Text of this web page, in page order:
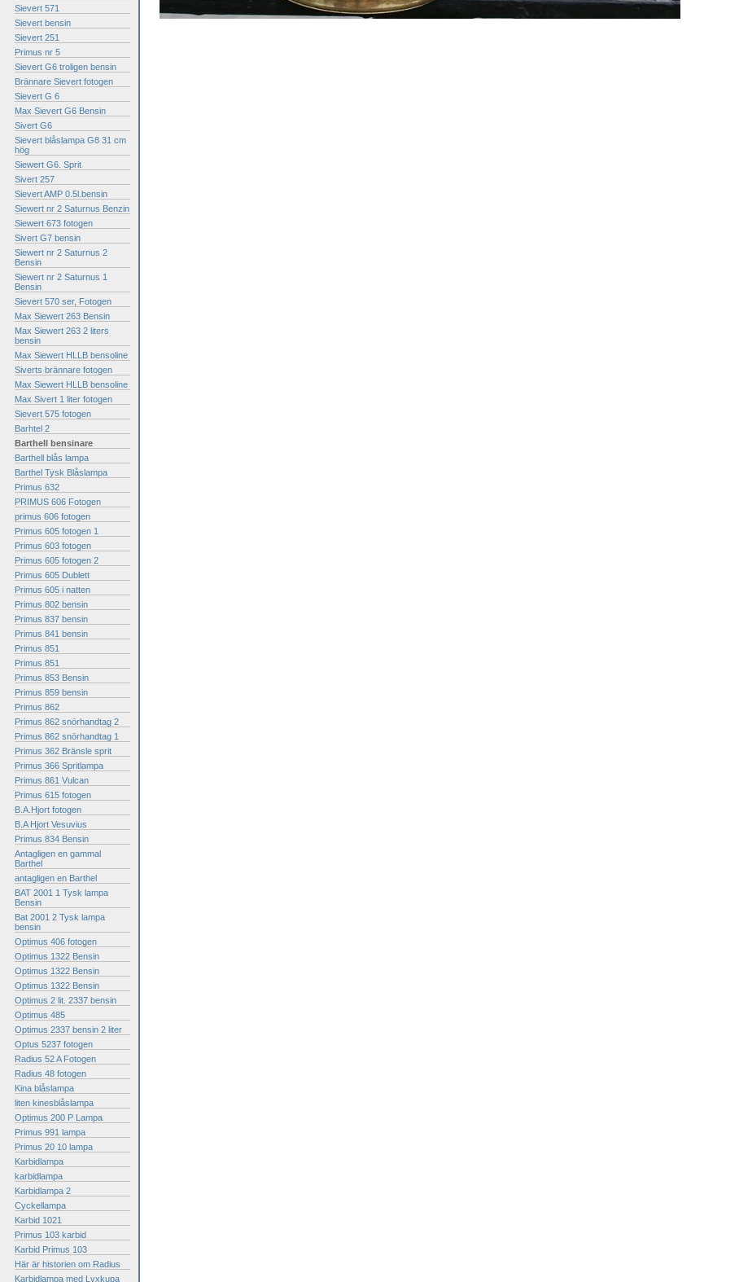
Sievert 571
Sievert bensin
Sievert 251
Primus nr 5
Sievert G6 troligen bensin
Brännare Sievert fotogen
Sievert G 6
Max Sievert G6 Bensin
Sivert G6
Sievert blåslampa G8 31 cm
hög
Siewert G6. Sprit
Sivert 257
Sievert AMP 0.5l.bensin
Siewert nr 2 Saturnus Benzin
Siewert 673 fotogen
Sivert G7 bensin
Siewert nr 2 Saturnus 2
Bensin
Siewert nr 2 Saturnus 1
Bensin
Sievert 570 ser, Fotogen
Max Siewert 263 Bensin
Max Siewert 263 2 liters
bensin
Max Siewert HLLB bensoline
Siverts brännare fotogen
Max Siewert HLLB bensoline
Max Sivert 1 liter fotogen
Sievert 575 fotogen
Barhtel 2
Barthell bensinare
Barthell blås lampa
Barthel Tysk Blåslampa
Primus 632
PRIMUS 606 Fotogen
primus 606 fotogen
Primus 605 fotogen 1
Primus 603 fotogen
Primus 605 fotogen 2
Primus 605 Dublett
Primus 605 i natten
Primus 802 bensin
Primus 837 bensin
Primus 841 bensin
Primus 851
Primus 851
Primus 853 Bensin
Primus 859 bensin
Primus 862
Primus 862 snörhandtag 2
Primus 862 snörhandtag 1
Primus 362 Bränsle sprit
Primus 366 Spritlampa
Primus 861 Vulcan
Primus 615 fotogen
B.A.Hjort fotogen
B.A Hjort Vesuvius
Primus 834 Bensin
Antagligen en gammal
Barthel
antagligen en Barthel
BAT 2001 1 Tysk lampa
Bensin
Bat 2001 2 Tysk lampa
bensin
Optimus 406 fotogen
Optimus 1322 Bensin
Optimus 1322 Bensin
Optimus 1322 Bensin
Optimus 2 lit. 2337 bensin
Optimus 485
Optimus 2337 bensin 2 liter
Optus 5237 fotogen
Radius 52 A Fotogen
Radius 48 fotogen
Kina blåslampa
liten kinesblåslampa
Optimus 200 P Lampa
Primus 991 lampa
Primus 20 10 lampa
Karbidlampa
karbidlampa
Karbidlampa 2
Cyckellampa
Karbid 1021
Primus 103 karbid
Karbid Primus 103
Här är historien om Radius
Karbidlampa med Lyxkupa